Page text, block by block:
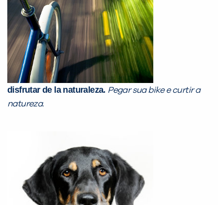
disfrutar de la naturaleza. Pegar sua bike e curtir a
natureza.